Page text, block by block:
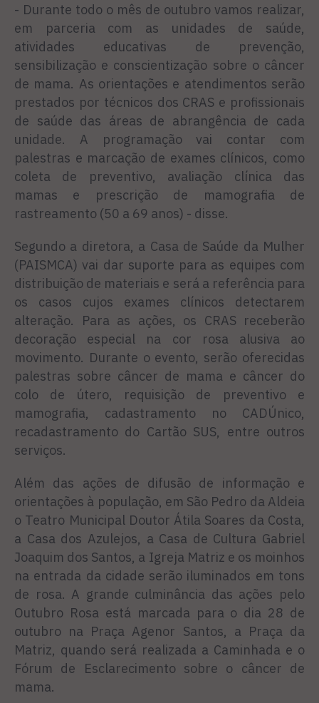
- Durante todo o mês de outubro vamos realizar,
em parceria com as unidades de saúde,
atividades educativas de prevenção,
sensibilização e conscientização sobre o câncer
de mama. As orientações e atendimentos serão
prestados por técnicos dos CRAS e profissionais
de saúde das áreas de abrangência de cada
unidade. A programação vai contar com
palestras e marcação de exames clínicos, como
coleta de preventivo, avaliação clínica das
mamas e prescrição de mamografia de
rastreamento (50 a 69 anos) - disse.
Segundo a diretora, a Casa de Saúde da Mulher
(PAISMCA) vai dar suporte para as equipes com
distribuição de materiais e será a referência para
os casos cujos exames clínicos detectarem
alteração. Para as ações, os CRAS receberão
decoração especial na cor rosa alusiva ao
movimento. Durante o evento, serão oferecidas
palestras sobre câncer de mama e câncer do
colo de útero, requisição de preventivo e
mamografia, cadastramento no CADÚnico,
recadastramento do Cartão SUS, entre outros
serviços.
Além das ações de difusão de informação e
orientações à população, em São Pedro da Aldeia
o Teatro Municipal Doutor Átila Soares da Costa,
a Casa dos Azulejos, a Casa de Cultura Gabriel
Joaquim dos Santos, a Igreja Matriz e os moinhos
na entrada da cidade serão iluminados em tons
de rosa. A grande culminância das ações pelo
Outubro Rosa está marcada para o dia 28 de
outubro na Praça Agenor Santos, a Praça da
Matriz, quando será realizada a Caminhada e o
Fórum de Esclarecimento sobre o câncer de
mama.